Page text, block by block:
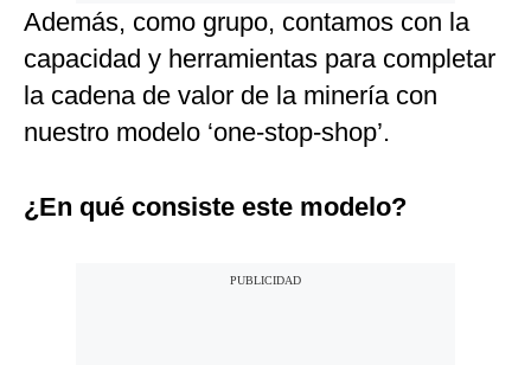
Además, como grupo, contamos con la
capacidad y herramientas para completar
la cadena de valor de la minería con
nuestro modelo ‘one-stop-shop’.
¿En qué consiste este modelo?